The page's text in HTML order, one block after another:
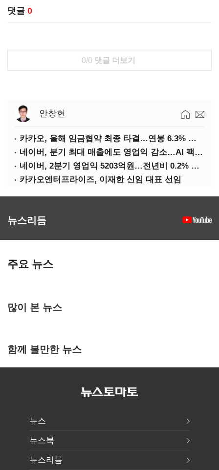
댓글 0
0/0 댓글 더보기
안창현
카카오, 올해 임금협약 최종 타결…연봉 6.3% 인상·격려금 300만원
네이버, 분기 최대 매출에도 영업익 감소…AI 팩토리 속도
네이버, 2분기 영업익 5203억원…전년비 0.2% 감소
카카오엔터프라이즈, 이재한 신임 대표 선임
뉴스리듬
주요 뉴스
많이 본 뉴스
함께 볼만한 뉴스
뉴스
뉴스북
뉴스리듬